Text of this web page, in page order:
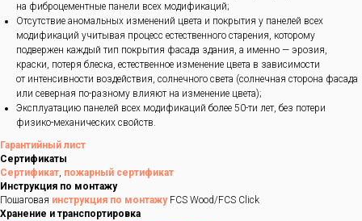
на фиброцементные панели всех модификаций;
Отсутствие аномальных изменений цвета и покрытия у панелей всех
модификаций учитывая процесс естественного старения, которому
подвержен каждый тип покрытия фасада здания, а именно — эрозия,
краски, потеря блеска, естественное изменение цвета в зависимости
от интенсивности воздействия, солнечного света (солнечная сторона фасада
или северная по-разному влияют на изменение цвета);
Эксплуатацию панелей всех модификаций более 50-ти лет, без потери
физико-механических свойств.
Гарантийный лист
Сертификаты
Сертификат, пожарный сертификат
Инструкция по монтажу
Пошаговая инструкция по монтажуFCS Wood/FCS Click
Хранение и транспортировка